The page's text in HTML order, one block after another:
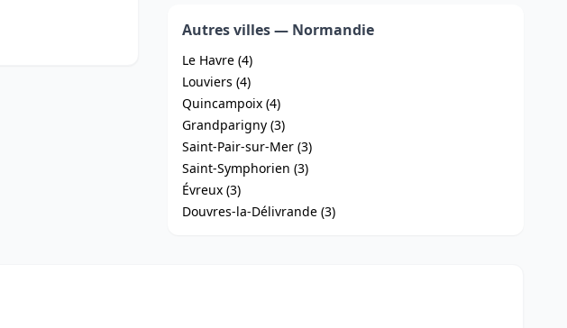
Autres villes — Normandie
Le Havre (4)
Louviers (4)
Quincampoix (4)
Grandparigny (3)
Saint-Pair-sur-Mer (3)
Saint-Symphorien (3)
Évreux (3)
Douvres-la-Délivrande (3)